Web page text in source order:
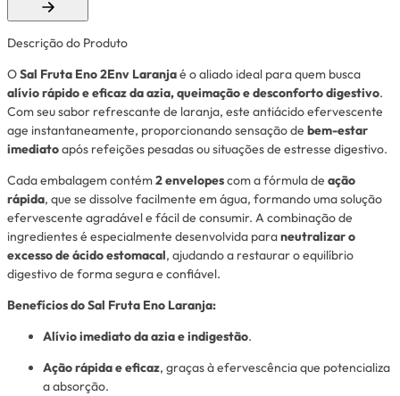
Descrição do Produto
OSal Fruta Eno 2Env Laranjaé o aliado ideal para quem busca
alívio rápido e eficaz da azia, queimação e desconforto digestivo.
Com seu sabor refrescante de laranja, este antiácido efervescente
age instantaneamente, proporcionando sensação de bem-estar
imediatoapós refeições pesadas ou situações de estresse digestivo.
Cada embalagem contém2 envelopescom a fórmula de ação
rápida, que se dissolve facilmente em água, formando uma solução
efervescente agradável e fácil de consumir. A combinação de
ingredientes é especialmente desenvolvida paraneutralizar o
excesso de ácido estomacal, ajudando a restaurar o equilíbrio
digestivo de forma segura e confiável.
Benefícios do Sal Fruta Eno Laranja:
Alívio imediato da azia e indigestão.
Ação rápida e eficaz, graças à efervescência que potencializa
a absorção.